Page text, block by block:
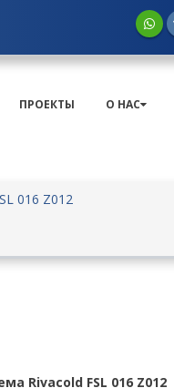
ПРОЕКТЫ О НАС
016 Z012
Rivacold FSL 016 Z012